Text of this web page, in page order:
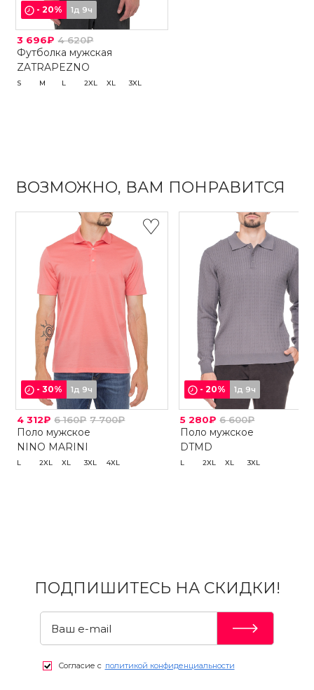
-20% 1д 9ч
3 696₽ 4 620₽
Футболка мужская
ZATRAPEZNO
S M L 2XL XL 3XL
ВОЗМОЖНО, ВАМ ПОНРАВИТСЯ
-30% 1д 9ч
4 312₽ 6 160₽ 7 700₽
Поло мужское
NINO MARINI
L 2XL XL 3XL 4XL
-20% 1д 9ч
5 280₽ 6 600₽
Поло мужское
DTMD
L 2XL XL 3XL
ПОДПИШИТЕСЬ НА СКИДКИ!
Согласие с политикой конфиденциальности